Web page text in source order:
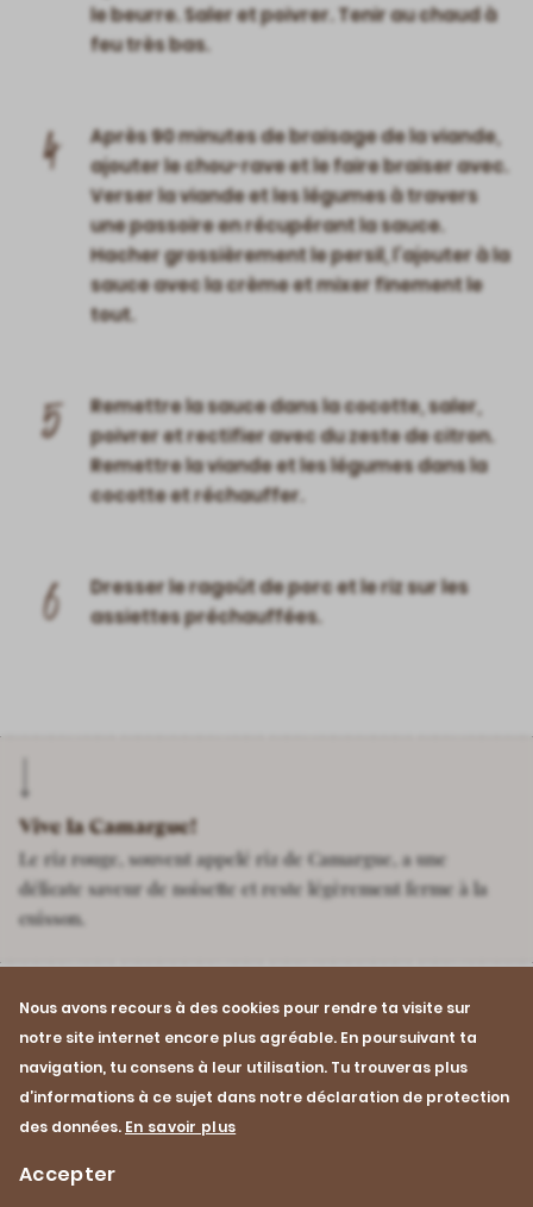
Nous avons recours à des cookies pour rendre ta visite sur
notre site internet encore plus agréable. En poursuivant ta
navigation, tu consens à leur utilisation. Tu trouveras plus
d’informations à ce sujet dans notre déclaration de protection
des données. En savoir plus
Accepter
le beurre. Saler et poivrer. Tenir au chaud à
feu très bas.
4
Après 90 minutes de braisage de la viande,
ajouter le chou-rave et le faire braiser avec.
Verser la viande et les légumes à travers
une passoire en récupérant la sauce.
Hacher grossièrement le persil, l’ajouter à la
sauce avec la crème et mixer finement le
tout.
5
Remettre la sauce dans la cocotte, saler,
poivrer et rectifier avec du zeste de citron.
Remettre la viande et les légumes dans la
cocotte et réchauffer.
6
Dresser le ragoût de porc et le riz sur les
assiettes préchauffées.
Vive la Camargue!
Le riz rouge, souvent appelé riz de Camargue, a une
délicate saveur de noisette et reste légèrement ferme à la
cuisson.
Recette Pour les invités
Cou
Cuisson braisée
Été